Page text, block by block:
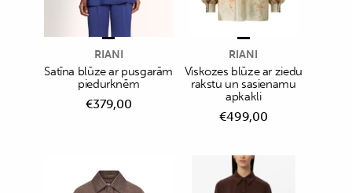
RIANI
Satīna blūze ar pusgarām
piedurknēm
€379,00
RIANI
Viskozes blūze ar ziedu
rakstu un sasienamu
apkakli
€499,00